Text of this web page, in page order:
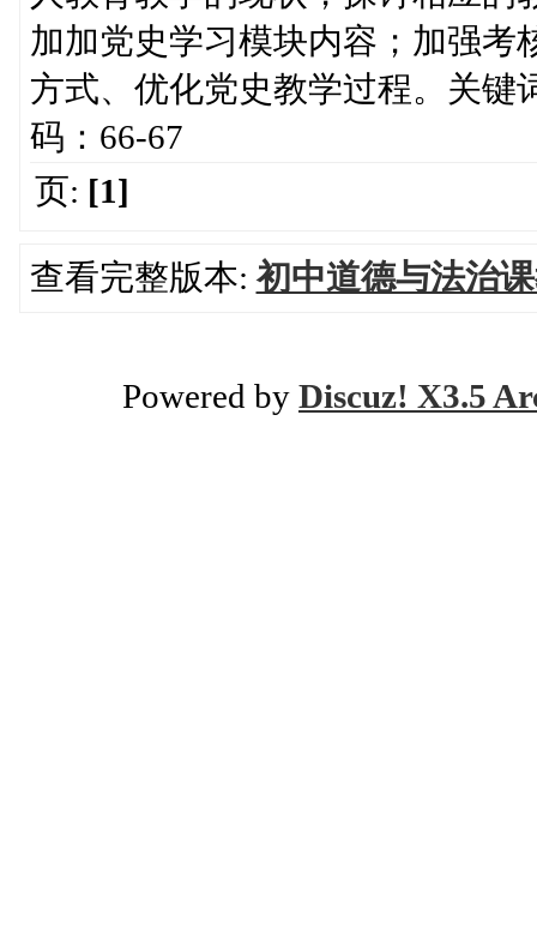
加加党史学习模块内容；加强考
方式、优化党史教学过程。关键
码：66-67
页: [1]
查看完整版本:初中道德与法治
Powered by Discuz! X3.5